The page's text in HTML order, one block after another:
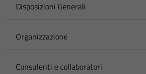
Disposizioni Generali
Organizzazione
Consulenti e collaboratori